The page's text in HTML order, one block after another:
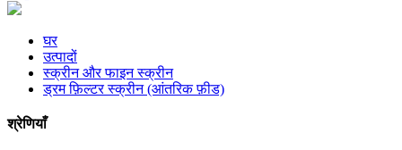
घर
उत्पादों
स्क्रीन और फाइन स्क्रीन
ड्रम फ़िल्टर स्क्रीन (आंतरिक फ़ीड)
श्रेणियाँ